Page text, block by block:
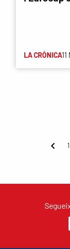
LA CRÒNICA
1